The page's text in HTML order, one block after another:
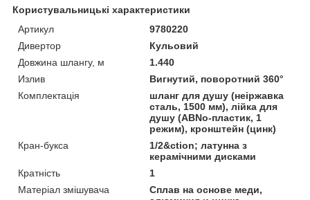
Користувальницькі характеристики
Артикул
9780220
Дивертор
Кульовий
Довжина шлангу, м
1.440
Излив
Вигнутий, поворотний 360°
Комплектація
шланг для душу (неіржавка
сталь, 1500 мм), лійка для
душу (АВNo-пластик, 1
режим), кронштейн (цинк)
Кран-букса
1/2&ction; латунна з
керамічними дисками
Кратність
1
Матеріал змішувача
Сплав на основе меди,